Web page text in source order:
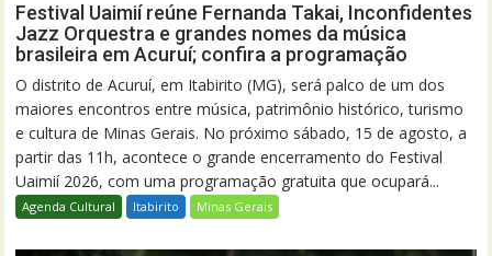
Festival Uaimií reúne Fernanda Takai, Inconfidentes
Jazz Orquestra e grandes nomes da música
brasileira em Acuruí; confira a programação
O distrito de Acuruí, em Itabirito (MG), será palco de um dos
maiores encontros entre música, patrimônio histórico, turismo
e cultura de Minas Gerais. No próximo sábado, 15 de agosto, a
partir das 11h, acontece o grande encerramento do Festival
Uaimií 2026, com uma programação gratuita que ocupará...
Agenda Cultural Itabirito Minas Gerais